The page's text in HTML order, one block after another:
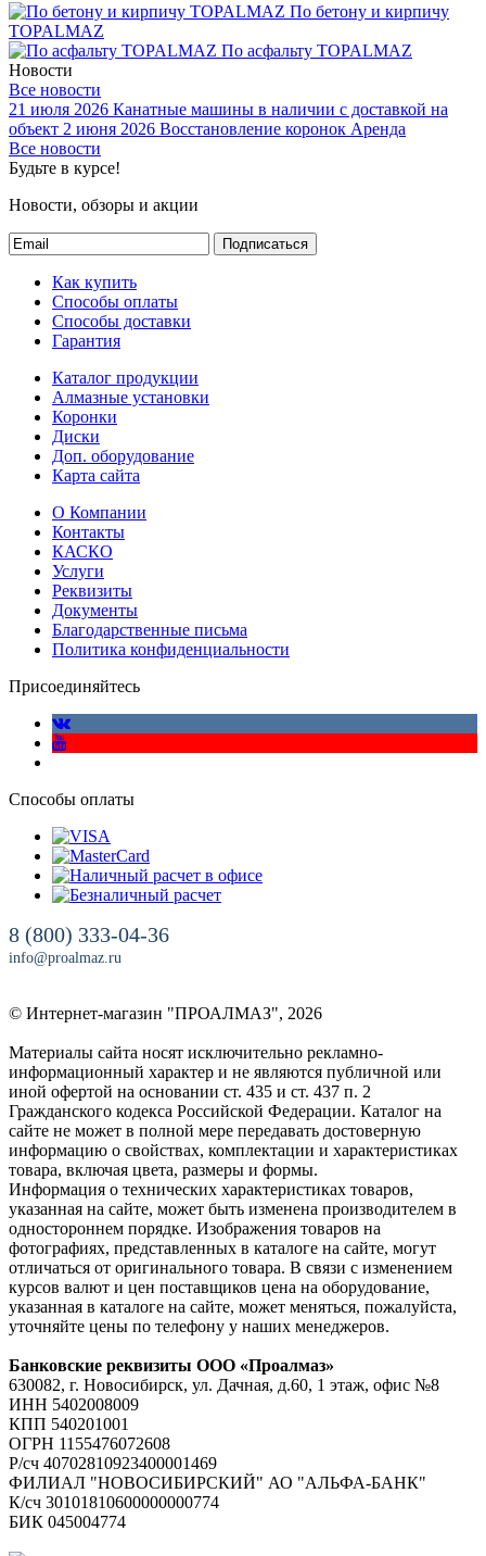
По бетону и кирпичу
TOPALMAZ
По асфальту TOPALMAZ
Новости
Все новости
21 июля 2026 Канатные машины в наличии с доставкой на
объект 2 июня 2026 Восстановление коронок Аренда
Все новости
Будьте в курсе!
Новости, обзоры и акции
Подписаться
Как купить
Способы оплаты
Способы доставки
Гарантия
Каталог продукции
Алмазные установки
Коронки
Диски
Доп. оборудование
Карта сайта
О Компании
Контакты
КАСКО
Услуги
Реквизиты
Документы
Благодарственные письма
Политика конфиденциальности
Присоединяйтесь
Способы оплаты
8 (800) 333-04-36
info@proalmaz.ru
© Интернет-магазин "ПРОАЛМАЗ", 2026
Материалы сайта носят исключительно рекламно-
информационный характер и не являются публичной или
иной офертой на основании ст. 435 и ст. 437 п. 2
Гражданского кодекса Российской Федерации. Каталог на
сайте не может в полной мере передавать достоверную
информацию о свойствах, комплектации и характеристиках
товара, включая цвета, размеры и формы.
Информация о технических характеристиках товаров,
указанная на сайте, может быть изменена производителем в
одностороннем порядке. Изображения товаров на
фотографиях, представленных в каталоге на сайте, могут
отличаться от оригинального товара. В связи с изменением
курсов валют и цен поставщиков цена на оборудование,
указанная в каталоге на сайте, может меняться, пожалуйста,
уточняйте цены по телефону у наших менеджеров.
Банковские реквизиты ООО «Проалмаз»
630082, г. Новосибирск, ул. Дачная, д.60, 1 этаж, офис №8
ИНН 5402008009
КПП 540201001
ОГРН 1155476072608
Р/сч 40702810923400001469
ФИЛИАЛ "НОВОСИБИРСКИЙ" АО "АЛЬФА-БАНК"
К/сч 30101810600000000774
БИК 045004774